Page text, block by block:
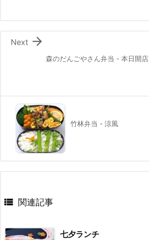
o
k
森のだんごやさん弁当 - 本日開店

Next
竹林弁当 - 涼風
 関連記事
七夕ランチ